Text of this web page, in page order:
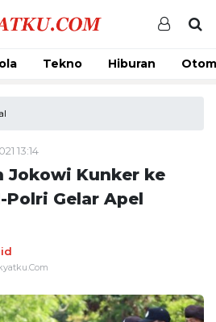
Tekno Hiburan
13:14
Jokowi Kunker ke
Polri Gelar Apel